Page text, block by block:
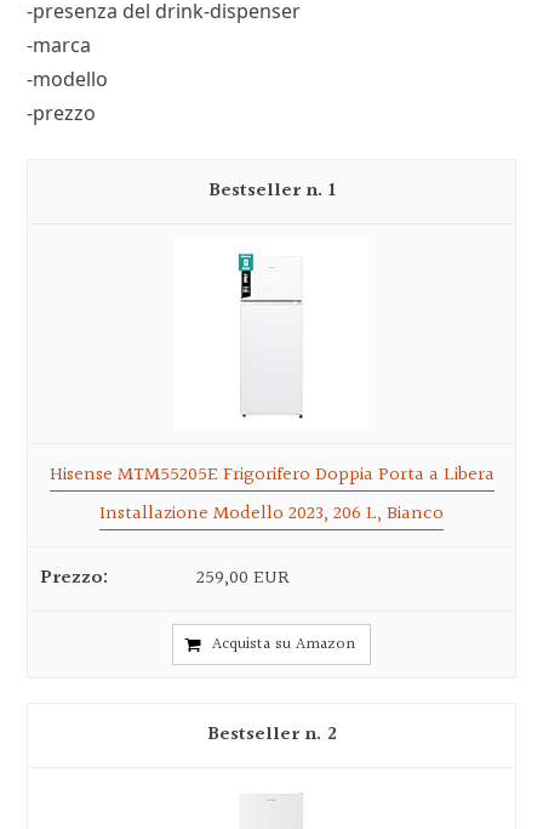
-presenza del drink-dispenser
-marca
-modello
-prezzo
1
Hisense MTM55205E Frigorifero Doppia Porta a Libera
Installazione Modello 2023, 206 L, Bianco
259,00 EUR
Acquista su Amazon
2